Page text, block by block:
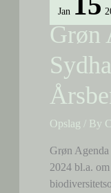
Jan
Grøn
Opslag / By
Grøn
2024 bl.a.